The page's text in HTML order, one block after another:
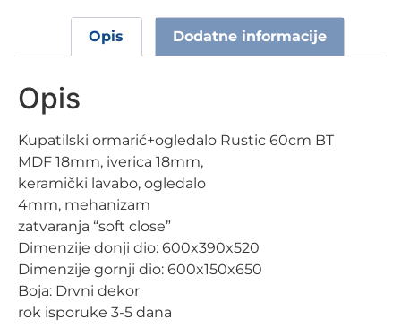
Opis Dodatne informacije
Opis
Kupatilski ormarić+ogledalo Rustic 60cm BT
MDF 18mm, iverica 18mm,
keramički lavabo, ogledalo
4mm, mehanizam
zatvaranja “soft close”
Dimenzije donji dio: 600x390x520
Dimenzije gornji dio: 600x150x650
Boja: Drvni dekor
rok isporuke 3-5 dana